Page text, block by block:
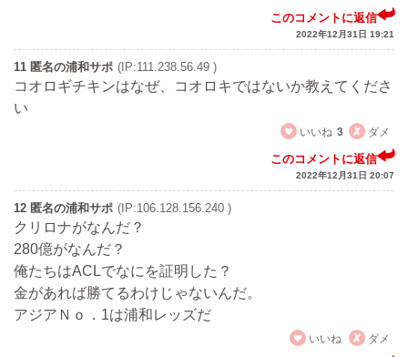
このコメントに返信
2022年12月31日 19:21
11 匿名の浦和サポ (IP:111.238.56.49 )
コオロギチキンはなぜ、コオロキではないか教えてくださ
い
いいね 3 ダメ
このコメントに返信
2022年12月31日 20:07
12 匿名の浦和サポ (IP:106.128.156.240 )
クリロナがなんだ？
280億がなんだ？
俺たちはACLでなにを証明した？
金があれば勝てるわけじゃないんだ。
アジアＮｏ．1は浦和レッズだ
いいね
ダメ